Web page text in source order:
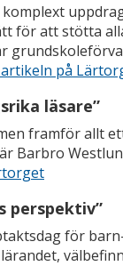
för att stötta
artikeln på
läsare”
framför allt
Barbro
perspektiv”
för